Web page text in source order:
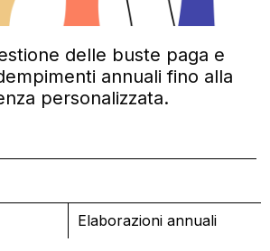
delle buste paga e
annuali fino alla
personalizzata.
Elaborazioni annuali